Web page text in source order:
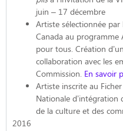
juin – 17 décembre
Artiste sélectionnée
Canada au
pour tous. Création
collaboration avec les
Commission. En savoir
Artiste inscrite au
Nationale d’intégration
de la culture et des
2016